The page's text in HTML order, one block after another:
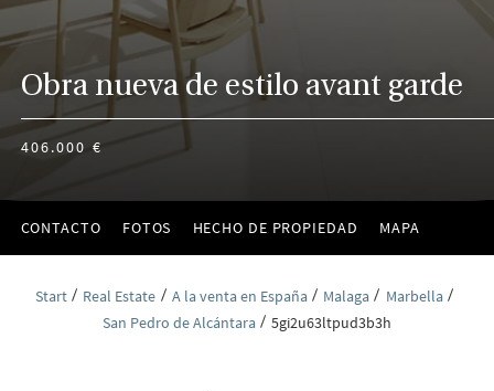
Obra nueva de estilo avant garde
406.000 €
CONTACTO FOTOS HECHO DE PROPIEDAD MAPA
Start Real Estate A la venta en España Malaga
Marbella
San Pedro de Alcántara
5gi2u63ltpud3b3h